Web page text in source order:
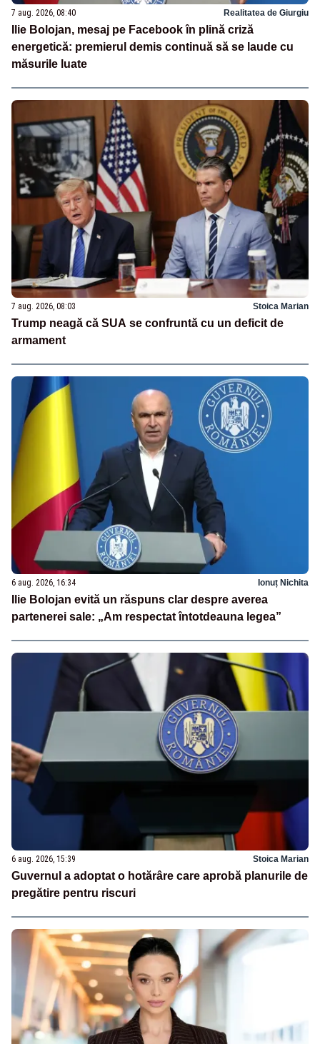
7 aug. 2026, 08:40 Realitatea de Giurgiu
Ilie Bolojan, mesaj pe Facebook în plină criză
energetică: premierul demis continuă să se laude cu
măsurile luate
7 aug. 2026, 08:03 Stoica Marian
Trump neagă că SUA se confruntă cu un deficit de
armament
6 aug. 2026, 16:34 Ionuț Nichita
Ilie Bolojan evită un răspuns clar despre averea
partenerei sale: „Am respectat întotdeauna legea”
6 aug. 2026, 15:39 Stoica Marian
Guvernul a adoptat o hotărâre care aprobă planurile de
pregătire pentru riscuri